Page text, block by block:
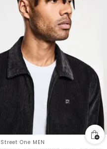
Street One MEN